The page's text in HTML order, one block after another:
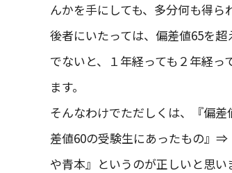
んかを手にしても、多分何も得ら
後者にいたっては、偏差値65を
でないと、１年経っても２年経
ます。
そんなわけでただしくは、『偏
差値60の受験生にあったもの』
や青本』というのが正しいと思い